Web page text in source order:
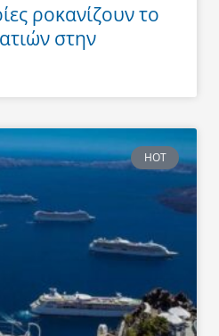
ροκανίζουν το
στην
HOT